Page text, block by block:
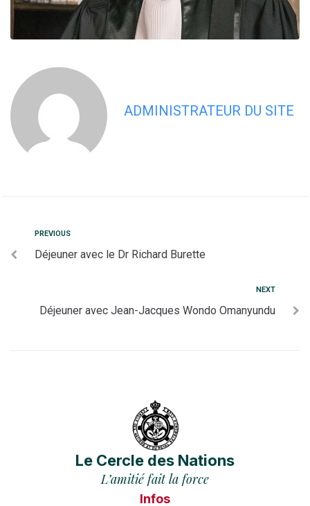
ADMINISTRATEUR DU SITE
PREVIOUS
Déjeuner avec le Dr Richard Burette
NEXT
Déjeuner avec Jean-Jacques Wondo Omanyundu
Le Cercle des Nations
L’amitié fait la force
Infos